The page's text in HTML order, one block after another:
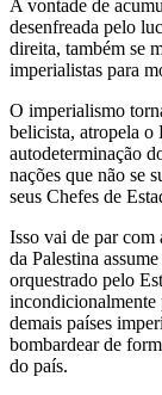
A vontade de
desenfreada pelo
direita, também se
imperialistas para
O imperialismo
belicista, atropela
autodeterminação
nações que não se
seus Chefes de
Isso vai de par com
da Palestina
orquestrado pelo
incondicionalmente
demais países
bombardear de
do país.